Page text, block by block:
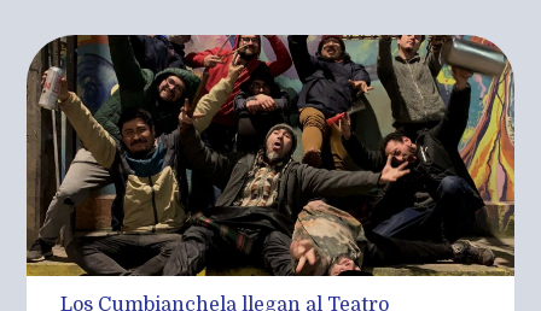
Los Cumbianchela llegan al Teatro